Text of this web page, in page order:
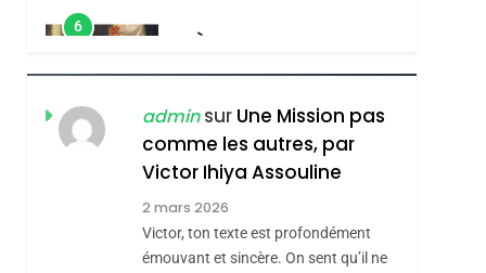
6
FIÈRE, DIGNE ET
RÉSILIENTE :
POURQUOI JE
REVENDIQUE MA
JUDAÏTE Par Thérèse
Zrihen-Dvir
ISRAÉL JUDAISME
CE QUI NOUS
MANQUE – Jacques
Hadida
JUDAISME
adminsur Une Mission pas
comme les autres, par
Victor Ihiya Assouline
2 mars 2026
Victor, ton texte est profondément
émouvant et sincère. On sent qu’il ne